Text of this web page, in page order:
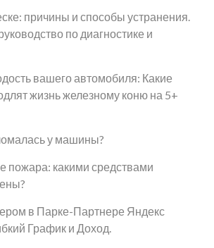
причины и способы устранения.
по диагностике и
вашего автомобиля: Какие
жизнь железному коню на 5+
у машины?
пожара: какими средствами
в Парке-Партнере Яндекс
График и Доход.